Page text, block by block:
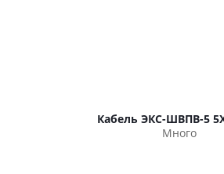
Кабель ЭКС-ШВПВ-5
Много